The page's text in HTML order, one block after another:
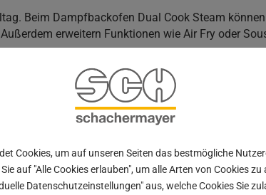
Cookies, um auf unseren Seiten das bestmögliche
auf "Alle Cookies erlauben", um alle Arten von Cookies
Datenschutzeinstellungen" aus, welche Cookies Sie
Beim Dampfbackofen Dual Cook Steam
erweitern Funktionen wie Air Fry oder
Der Geschirrspüler fügt sich dank Sliding Door
das Infolicht für klare Rückmeldung im Betrieb.
entschieden werden. Im mittleren
Projekte hochwertig realisieren.
klaren Niveau. Besonders die Mattglas-